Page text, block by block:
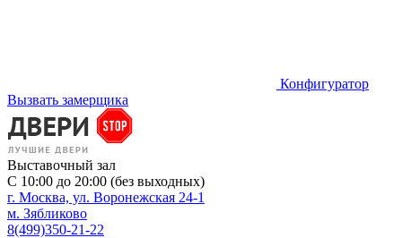
Конфигуратор
Вызвать замерщика
Выставочный зал
С 10:00 до 20:00 (без выходных)
г. Москва, ул. Воронежская 24-1
м. Зябликово
8(499)350-21-22